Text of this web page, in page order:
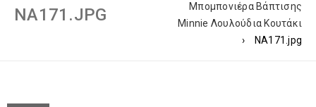
NA171.JPG
Μπομπονιέρα Βάπτισης
Minnie Λουλούδια Κουτάκι
›
NA171.jpg